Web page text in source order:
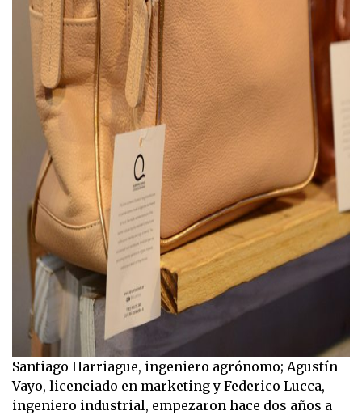
Santiago Harriague, ingeniero agrónomo; Agustín
Vayo, licenciado en marketing y Federico Lucca,
ingeniero industrial, empezaron hace dos años a